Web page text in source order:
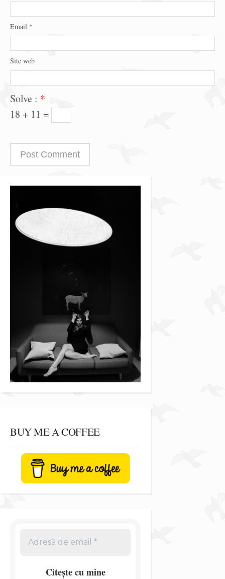
Email *
Site web
Solve : *
18 + 11 =
BUY ME A COFFEE
Citește cu mine